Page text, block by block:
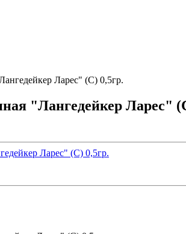
Ларес" (С) 0,5гр.
"Лангедейкер Ларес"